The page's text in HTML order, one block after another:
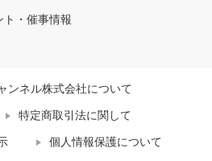
ト・催事情報
ンネル株式会社について
特定商取引法に関して
個人情報保護について